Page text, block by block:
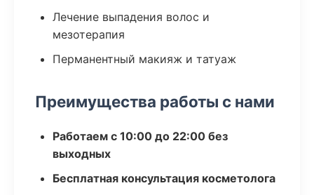
Лечение выпадения волос и
мезотерапия
Перманентный макияж и татуаж
Преимущества работы с нами
Работаем с 10:00 до 22:00 без
выходных
Бесплатная консультация косметолога